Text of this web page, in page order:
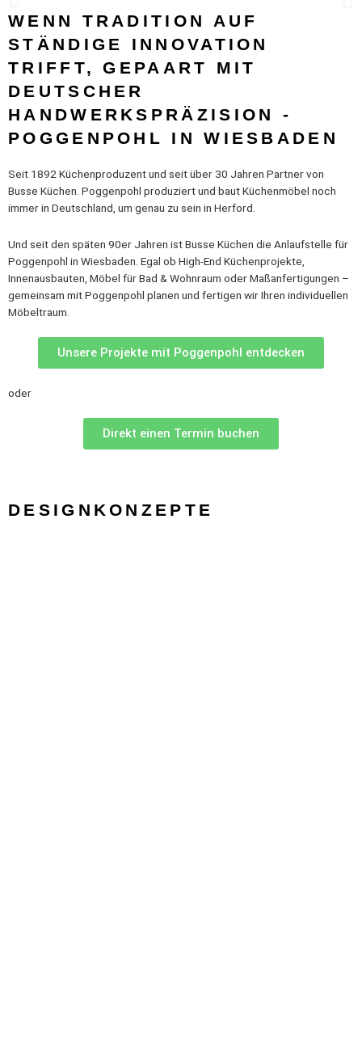
Wie Jorge Pensi die Küche schweben lies
WENN TRADITION AUF
STÄNDIGE INNOVATION
TRIFFT, GEPAART MIT
DEUTSCHER
HANDWERKSPRÄZISION -
POGGENPOHL IN WIESBADEN
Seit 1892 Küchenproduzent und seit über 30 Jahren Partner von
Busse Küchen. Poggenpohl produziert und baut Küchenmöbel noch
immer in Deutschland, um genau zu sein in Herford.
Und seit den späten 90er Jahren ist Busse Küchen die Anlaufstelle für
Poggenpohl in Wiesbaden. Egal ob High-End Küchenprojekte,
Innenausbauten, Möbel für Bad & Wohnraum oder Maßanfertigungen –
gemeinsam mit Poggenpohl planen und fertigen wir Ihren individuellen
Möbeltraum.
Unsere Projekte mit Poggenpohl entdecken
oder
Direkt einen Termin buchen
DESIGNKONZEPTE